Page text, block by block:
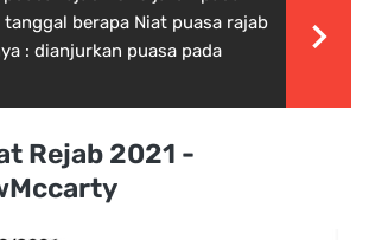
berapa Niat puasa rajab
: dianjurkan puasa pada
Rejab 2021 -